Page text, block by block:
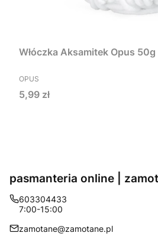
Włóczka Aksamitek Opus
PRODUCENT
OPUS
Cena
5,99 zł
pasmanteria online |
603304433
7:00-15:00
zamotane@zamotane.pl